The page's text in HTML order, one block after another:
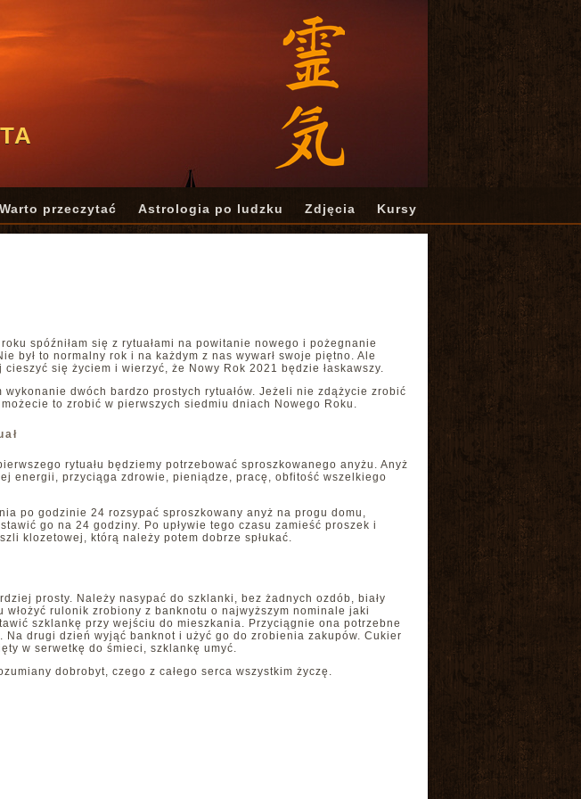
Warto przeczytać Astrologia po ludzku Zdjęcia Kursy
spóźniłam się z rytuałami na powitanie nowego i pożegnanie
był to normalny rok i na każdym z nas wywarł swoje piętno. Ale
cieszyć się życiem i wierzyć, że Nowy Rok 2021 będzie łaskawszy.
wykonanie dwóch bardzo prostych rytuałów. Jeżeli nie zdążycie zrobić
to zrobić w pierwszych siedmiu dniach Nowego Roku.
rytuału będziemy potrzebować sproszkowanego anyżu. Anyż
energii, przyciąga zdrowie, pieniądze, pracę, obfitość wszelkiego
po godzinie 24 rozsypać sproszkowany anyż na progu domu,
go na 24 godziny. Po upływie tego czasu zamieść proszek i
klozetowej, którą należy potem dobrze spłukać.
prosty. Należy nasypać do szklanki, bez żadnych ozdób, biały
włożyć rulonik zrobiony z banknotu o najwyższym nominale jaki
szklankę przy wejściu do mieszkania. Przyciągnie ona potrzebne
Na drugi dzień wyjąć banknot i użyć go do zrobienia zakupów. Cukier
w serwetkę do śmieci, szklankę umyć.
dobrobyt, czego z całego serca wszystkim życzę.